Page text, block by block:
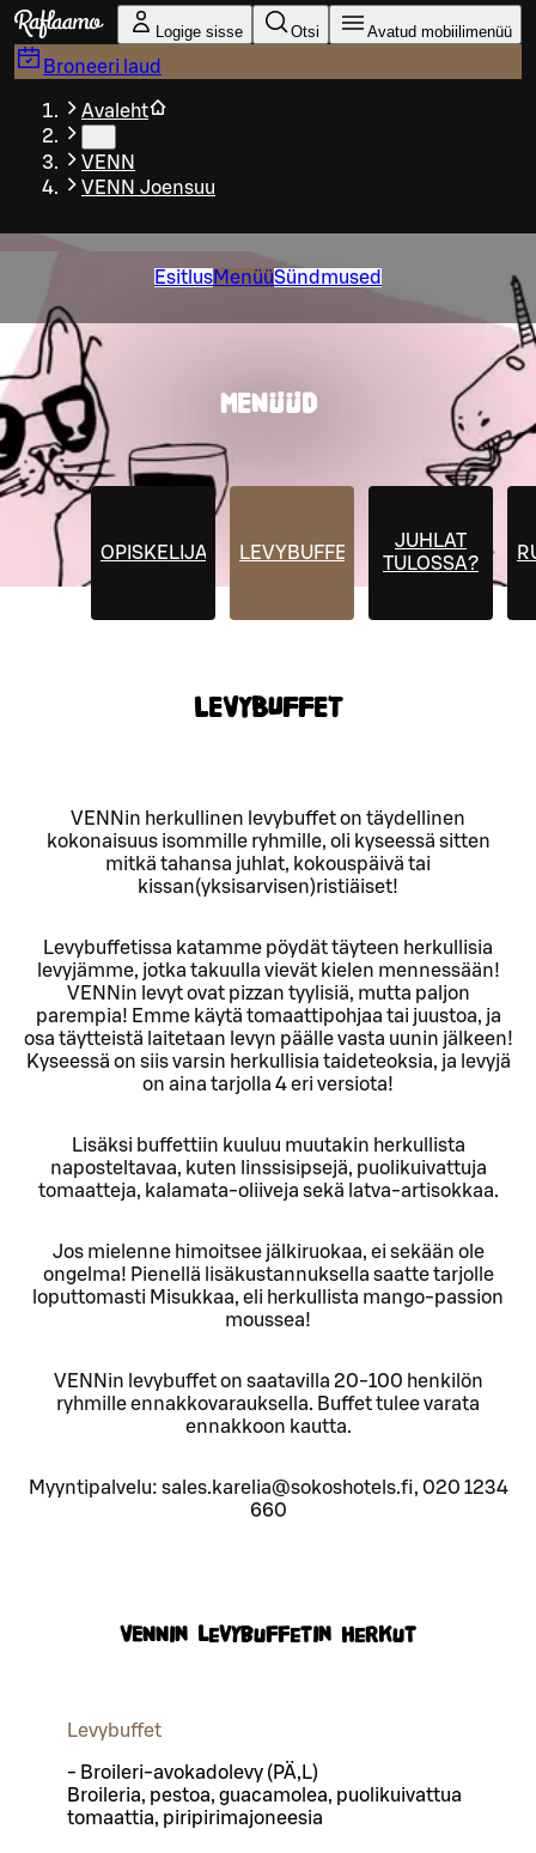
Liigu peamise sisu juurde
Logige sisse Otsi Avatud mobiilimenüü
Broneeri laud
Avaleht
VENN
VENN Joensuu
EsitlusMenüüSündmused
MENÜÜD
OPISKELIJAHINNATLEVYBUFFET
JUHLAT
TULOSSA?
LEVYBUFFET
VENNin herkullinen levybuffet on täydellinen
kokonaisuus isommille ryhmille, oli kyseessä sitten
mitkä tahansa juhlat, kokouspäivä tai
kissan(yksisarvisen)ristiäiset!
Levybuffetissa katamme pöydät täyteen herkullisia
levyjämme, jotka takuulla vievät kielen mennessään!
VENNin levyt ovat pizzan tyylisiä, mutta paljon
parempia! Emme käytä tomaattipohjaa tai juustoa, ja
osa täytteistä laitetaan levyn päälle vasta uunin jälkeen!
Kyseessä on siis varsin herkullisia taideteoksia, ja levyjä
on aina tarjolla 4 eri versiota!
Lisäksi buffettiin kuuluu muutakin herkullista
naposteltavaa, kuten linssisipsejä, puolikuivattuja
tomaatteja, kalamata-oliiveja sekä latva-artisokkaa.
Jos mielenne himoitsee jälkiruokaa, ei sekään ole
ongelma! Pienellä lisäkustannuksella saatte tarjolle
loputtomasti Misukkaa, eli herkullista mango-passion
moussea!
VENNin levybuffet on saatavilla 20-100 henkilön
ryhmille ennakkovarauksella. Buffet tulee varata
ennakkoon kautta.
Myyntipalvelu: sales.karelia@sokoshotels.fi, 020 1234
660
VENNin levybuffetin herkut
Levybuffet
- Broileri-avokadolevy (PÄ,L)
Broileria, pestoa, guacamolea, puolikuivattua
tomaattia, piripirimajoneesia